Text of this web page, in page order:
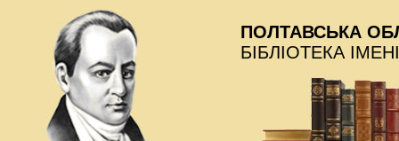
ПОЛТАВСЬКА
БІБЛІОТЕКА